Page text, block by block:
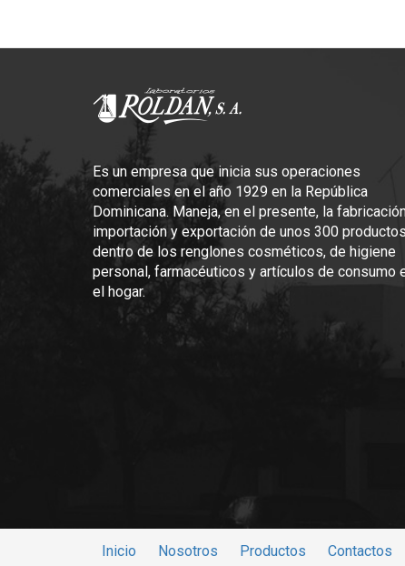
Aplicar sobre las zonas limpias y secas.
Mantener fuera del alcance de los niños. Uso externo
descontinue su uso.
Conservacion.
Conservar en un lugar fresco y seco
Acido Borico
Oxido de zinc
Lanolina
Es un empresa que inicia sus operaciones
comerciales en el año 1929 en la República
Dominicana. Maneja, en el presente, la
importación y exportación de unos 300 productos
dentro de los renglones cosméticos, de higiene
personal, farmacéuticos y artículos de consumo
el hogar.
Inicio Nosotros Productos Contactos